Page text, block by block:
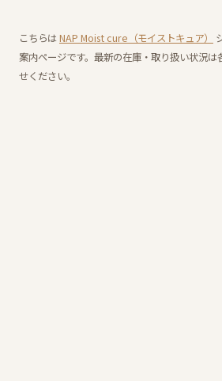
こちらはNAP Moist cure（モイストキュア）
案内ページです。最新の在庫・取り扱い状況
せください。